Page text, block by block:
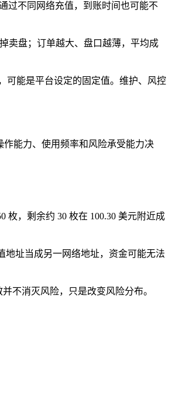
过不同网络充值，到账时间也可能不
卖盘；订单越大、盘口越薄，平均成
可能是平台设定的固定值。维护、风控
能力、使用频率和风险承受能力决
枚，剩余约 30 枚在 100.30 美元附近成
地址当成另一网络地址，资金可能无法
不消灭风险，只是改变风险分布。